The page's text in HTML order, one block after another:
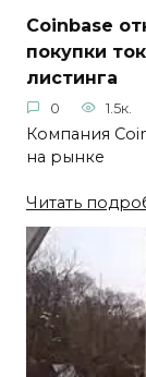
Coinbase
покупки
листинга
0 1.5к.
Компания
на рынке
Читать